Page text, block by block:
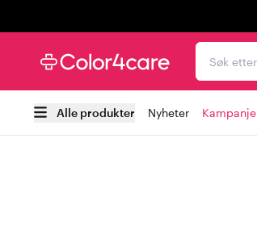
Søk
Alle produkter Nyheter